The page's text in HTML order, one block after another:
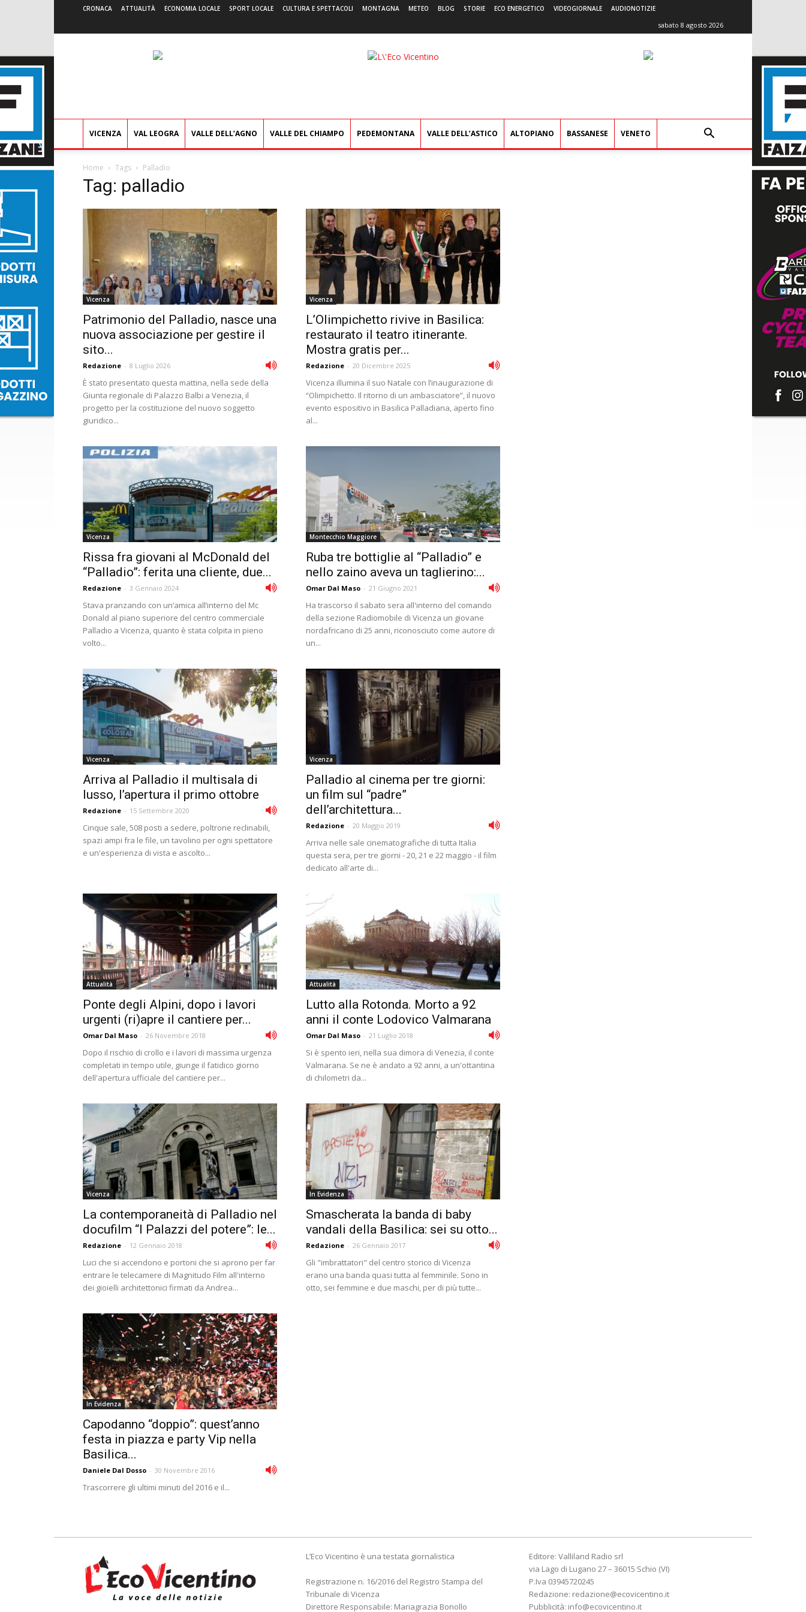
CRONACA ATTUALITÀ ECONOMIA LOCALE SPORT LOCALE CULTURA E SPETTACOLI MONTAGNA METEO BLOG STORIE ECO ENERGETICO VIDEOGIORNALE AUDIONOTIZIE
sabato 8 agosto 2026
L'Eco
VICENZA VAL LEOGRA VALLE DELL’AGNO VALLE DEL CHIAMPO PEDEMONTANA VALLE DELL’ASTICO ALTOPIANO BASSANESE VENETO
Home Tags Palladio
Tag: palladio
Vicenza
Patrimonio del Palladio, nasce una
nuova associazione per gestire il
sito...
Redazione - 8 Luglio 2026
È stato presentato questa mattina, nella sede della
Giunta regionale di Palazzo Balbi a Venezia, il
progetto per la costituzione del nuovo soggetto
giuridico...
Vicenza
L’Olimpichetto rivive in Basilica:
restaurato il teatro itinerante.
Mostra gratis per...
Redazione - 20 Dicembre 2025
Vicenza illumina il suo Natale con l’inaugurazione di
“Olimpichetto. Il ritorno di un ambasciatore”, il nuovo
evento espositivo in Basilica Palladiana, aperto fino
al...
Vicenza
Rissa fra giovani al McDonald del
“Palladio”: ferita una cliente, due...
Redazione - 3 Gennaio 2024
Stava pranzando con un’amica all’interno del Mc
Donald al piano superiore del centro commerciale
Palladio a Vicenza, quanto è stata colpita in pieno
volto...
Montecchio Maggiore
Ruba tre bottiglie al “Palladio” e
nello zaino aveva un taglierino:...
Omar Dal Maso - 21 Giugno 2021
Ha trascorso il sabato sera all'interno del comando
della sezione Radiomobile di Vicenza un giovane
nordafricano di 25 anni, riconosciuto come autore di
un...
Vicenza
Arriva al Palladio il multisala di
lusso, l’apertura il primo ottobre
Redazione - 15 Settembre 2020
Cinque sale, 508 posti a sedere, poltrone reclinabili,
spazi ampi fra le file, un tavolino per ogni spettatore
e un'esperienza di vista e ascolto...
Vicenza
Palladio al cinema per tre giorni:
un film sul “padre”
dell’architettura...
Redazione - 20 Maggio 2019
Arriva nelle sale cinematografiche di tutta Italia
questa sera, per tre giorni - 20, 21 e 22 maggio - il film
dedicato all'arte di...
Attualità
Ponte degli Alpini, dopo i lavori
urgenti (ri)apre il cantiere per...
Omar Dal Maso - 26 Novembre 2018
Dopo il rischio di crollo e i lavori di massima urgenza
completati in tempo utile, giunge il fatidico giorno
dell'apertura ufficiale del cantiere per...
Attualità
Lutto alla Rotonda. Morto a 92
anni il conte Lodovico Valmarana
Omar Dal Maso - 21 Luglio 2018
Si è spento ieri, nella sua dimora di Venezia, il conte
Valmarana. Se ne è andato a 92 anni, a un'ottantina
di chilometri da...
Vicenza
La contemporaneità di Palladio nel
docufilm “I Palazzi del potere”: le...
Redazione - 12 Gennaio 2018
Luci che si accendono e portoni che si aprono per far
entrare le telecamere di Magnitudo Film all'interno
dei gioielli architettonici firmati da Andrea...
In Evidenza
Smascherata la banda di baby
vandali della Basilica: sei su otto...
Redazione - 26 Gennaio 2017
Gli "imbrattatori" del centro storico di Vicenza
erano una banda quasi tutta al femminile. Sono in
otto, sei femmine e due maschi, per di più tutte...
In Evidenza
Capodanno “doppio”: quest’anno
festa in piazza e party Vip nella
Basilica...
Daniele Dal Dosso - 30 Novembre 2016
Trascorrere gli ultimi minuti del 2016 e il...
L’Eco Vicentino è una testata giornalistica
Registrazione n. 16/2016 del Registro Stampa del
Tribunale di Vicenza
Direttore Responsabile: Mariagrazia Bonollo
Editore: Valliland Radio srl
via Lago di Lugano 27 – 36015 Schio (VI)
P.Iva 03945720245
Redazione: redazione@ecovicentino.it
Pubblicità: info@ecovicentino.it